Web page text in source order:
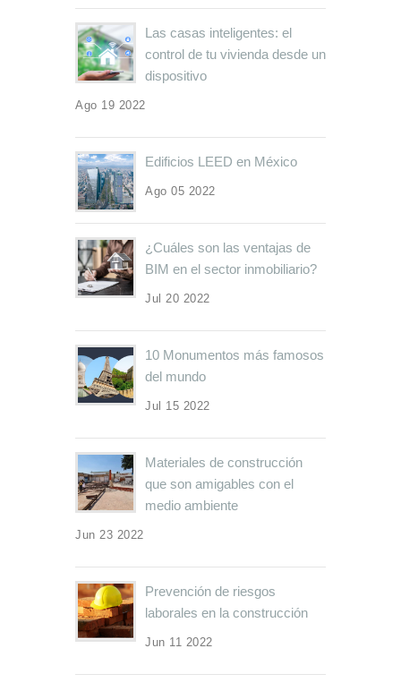
Las casas inteligentes: el
control de tu vivienda desde un
dispositivo
Ago 19 2022
Edificios LEED en México
Ago 05 2022
¿Cuáles son las ventajas de
BIM en el sector inmobiliario?
Jul 20 2022
10 Monumentos más famosos
del mundo
Jul 15 2022
Materiales de construcción
que son amigables con el
medio ambiente
Jun 23 2022
Prevención de riesgos
laborales en la construcción
Jun 11 2022